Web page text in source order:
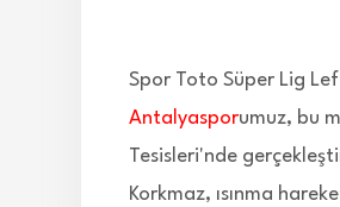
Spor Toto Süper Lig
Antalyasporumuz, bu
Tesisleri'nde
Korkmaz, ısınma